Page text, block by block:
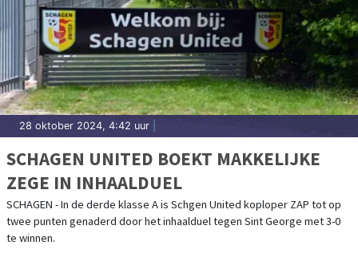
28 oktober 2024, 4:42 uur
SCHAGEN UNITED BOEKT MAKKELIJKE
ZEGE IN INHAALDUEL
SCHAGEN - In de derde klasse A is Schgen United koploper ZAP tot op
twee punten genaderd door het inhaalduel tegen Sint George met 3-0
te winnen.